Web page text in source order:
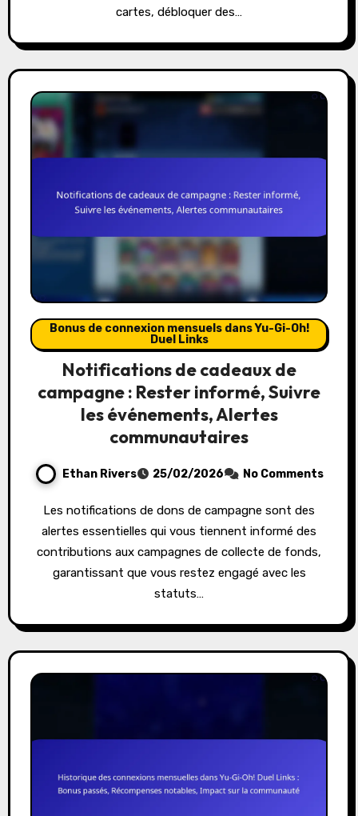
cartes, débloquer des…
Bonus de connexion mensuels dans Yu-Gi-Oh!
Duel Links
Notifications de cadeaux de
campagne : Rester informé, Suivre
les événements, Alertes
communautaires
Ethan Rivers 25/02/2026 No Comments
Les notifications de dons de campagne sont des
alertes essentielles qui vous tiennent informé des
contributions aux campagnes de collecte de fonds,
garantissant que vous restez engagé avec les
statuts…